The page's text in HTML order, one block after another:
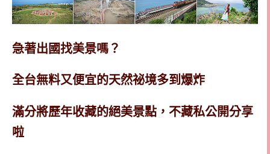
急著出國找美景嗎？
全台無料又便宜的天然祕境多到爆炸
滿分將歷年收藏的絕美景點，不藏私公開分享
啦